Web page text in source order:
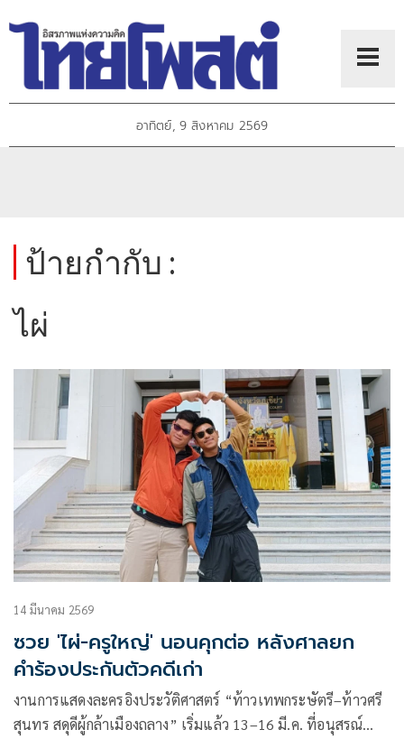
อาทิตย์, 9 สิงหาคม 2569
ป้ายกำกับ :
ไผ่
14 มีนาคม 2569
ซวย 'ไผ่-ครูใหญ่' นอนคุกต่อ หลังศาลยก
คำร้องประกันตัวคดีเก่า
งานการแสดงละครอิงประวัติศาสตร์ “ท้าวเทพกระษัตรี–ท้าวศรี
สุนทร สดุดีผู้กล้าเมืองถลาง” เริ่มแล้ว 13–16 มี.ค. ที่อนุสรณ์